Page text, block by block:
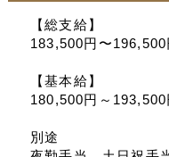
【総支給】
183,500円〜196,500
【基本給】
180,500円～
別途